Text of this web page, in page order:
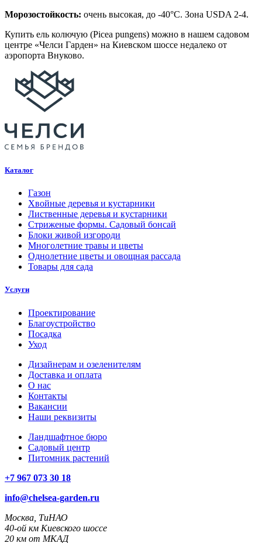
Морозостойкость: очень высокая, до -40°C. Зона USDA 2-4.
Купить ель колючую (Picea pungens) можно в нашем садовом
центре «Челси Гарден» на Киевском шоссе недалеко от
аэропорта Внуково.
Каталог
Газон
Хвойные деревья и кустарники
Лиственные деревья и кустарники
Стриженые формы. Садовый бонсай
Блоки живой изгороди
Многолетние травы и цветы
Однолетние цветы и овощная рассада
Товары для сада
Услуги
Проектирование
Благоустройство
Посадка
Уход
Дизайнерам и озеленителям
Доставка и оплата
О нас
Контакты
Вакансии
Наши реквизиты
Ландшафтное бюро
Садовый центр
Питомник растений
+7 967 073 30 18
info@chelsea-garden.ru
Москва, ТиНАО
40-ой км Киевского шоссе
20 км от МКАД